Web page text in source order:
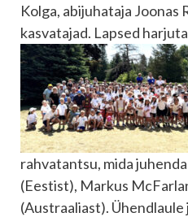
Kolga, abijuhataja Joonas
kasvatajad. Lapsed
rahvatantsu, mida
(Eestist), Markus
(Austraaliast).